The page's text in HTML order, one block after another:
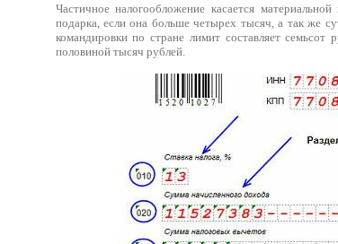
Частичное налогообложение касается
подарка, если она больше четырех тысяч, а так же
командировки по стране лимит составляет
половиной тысяч рублей.